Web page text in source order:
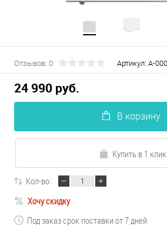
Отзывов: 0 Артикул: А-
24 990 руб.
В корзину
Купить в 1 клик
Кол-во:
Хочу скидку
Под заказ срок поставки от 7 дней